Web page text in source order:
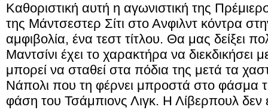
Καθοριστική αυτή η αγωνιστική της
της Μάντσεστερ Σίτι στο Ανφιλντ κόντρα
αμφιβολία, ένα τεστ τίτλου. Θα μας δείξει
Μαντσίνι έχει το χαρακτήρα να
μπορεί να σταθεί στα πόδια της μετά τα
Νάπολι που τη φέρνει μπροστά στο φάσμα
φάση του Τσάμπιονς Λιγκ. Η Λίβερπουλ δεν